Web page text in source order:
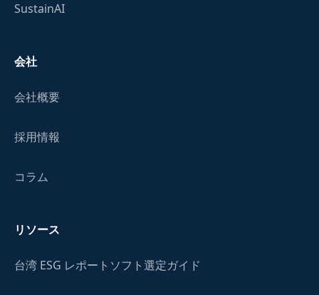
SustainAI
会社
会社概要
採用情報
コラム
リソース
台湾 ESG レポートソフト選定ガイド